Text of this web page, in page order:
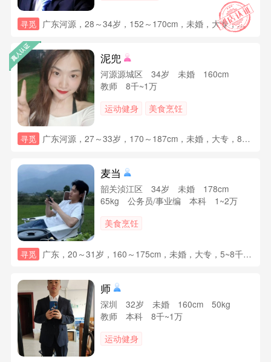
寻觅 广东河源，28～34岁，152～170cm，未婚，大专，【3~5千】【5~8千】，未育，其他要求：人品好，不强势不佛系，能正常交流，在市区或者周边工作，在编为佳。
泥兜
河源源城区 34岁 未婚 160cm
教师 8千~1万
运动健身
美食烹饪
寻觅 广东河源，27～33岁，170～187cm，未婚，大专，8千~1万，房子无要求，小车无要求，未育，其他要求：希望是体制内，教师，公务员，事业编，国企，供电，电信，移动，银行，医生等有稳定工作的，希望注重身材管理，不大肚子不秃头不赌博不家暴不抽烟不花心，品行端正，真心找对象成家，若平时喜欢运动就更好了
麦当
韶关浈江区 34岁 未婚 178cm
65kg 公务员/事业编 本科 1~2万
美食烹饪
寻觅 广东，20～31岁，160～175cm，未婚，大专，5~8千，房子无要求，小车无要求，未育
师
深圳 32岁 未婚 160cm 50kg
教师 本科 8千~1万
运动健身